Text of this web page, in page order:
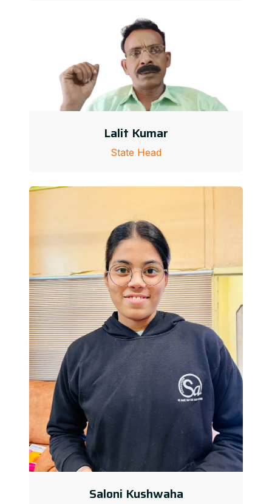
Lalit Kumar
State Head
Saloni Kushwaha